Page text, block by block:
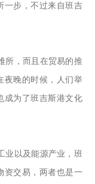
一步，不过来自班吉
所，而且在贸易的推
夜晚的时候，人们举
成为了班吉斯港文化
业以及能源产业，班
资交易，两者也是一